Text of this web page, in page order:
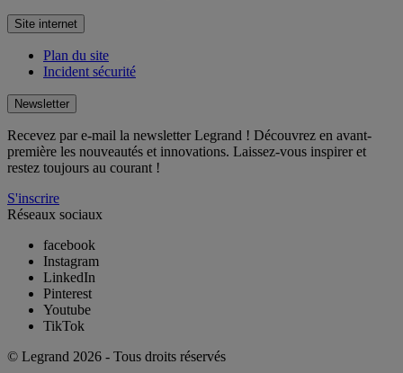
Site internet
Plan du site
Incident sécurité
Newsletter
Recevez par e-mail la newsletter Legrand ! Découvrez en avant-
première les nouveautés et innovations. Laissez-vous inspirer et
restez toujours au courant !
S'inscrire
Réseaux sociaux
facebook
Instagram
LinkedIn
Pinterest
Youtube
TikTok
© Legrand 2026 - Tous droits réservés